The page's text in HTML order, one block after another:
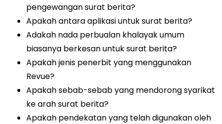
pengewangan surat berita?
Apakah antara aplikasi untuk surat berita?
Adakah nada perbualan khalayak umum
biasanya berkesan untuk surat berita?
Apakah jenis penerbit yang menggunakan
Revue?
Apakah sebab-sebab yang mendorong syarikat
ke arah surat berita?
Apakah pendekatan yang telah digunakan oleh